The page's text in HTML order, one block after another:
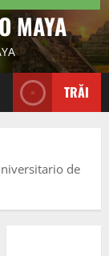
MAYA
TRĂI
de